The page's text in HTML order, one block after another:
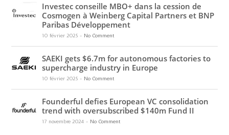
Investec conseille MBO+ dans la cession de
Cosmogen à Weinberg Capital Partners et BNP
Paribas Développement
10 février 2025- No Comment
SAEKI gets $6.7m for autonomous factories to
supercharge industry in Europe
10 février 2025- No Comment
Founderful defies European VC consolidation
trend with oversubscribed $140m Fund II
17 novembre 2024 - No Comment